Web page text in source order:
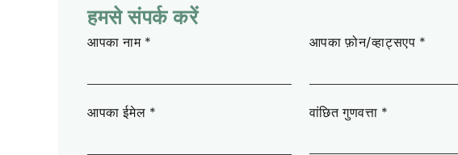
हमसे संपर्क करें
आपका नाम * आपका फ़ोन/व्हाट्सएप *
आपका ईमेल * वांछित गुणवत्ता *